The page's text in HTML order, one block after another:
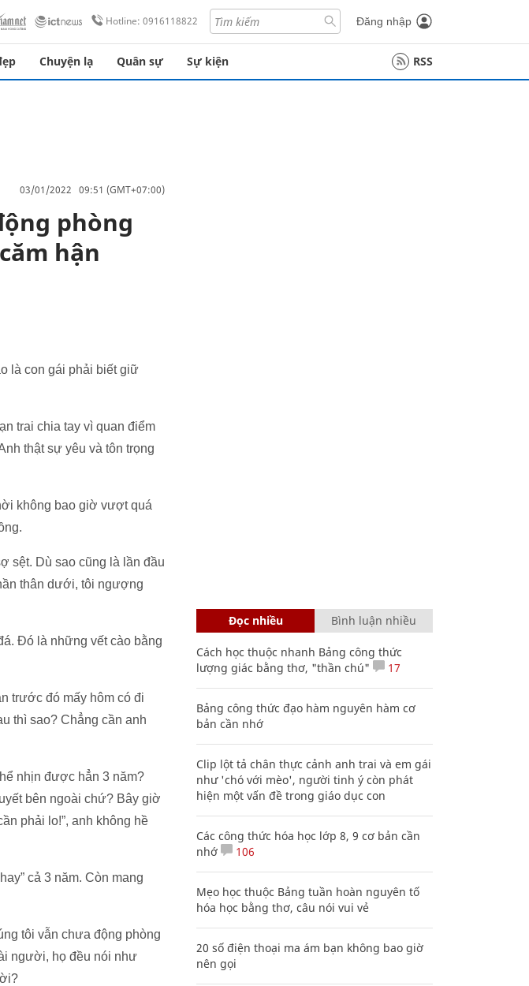
Hotline: 0916118822 Đăng nhập
Chuyện lạ Quân sự Sự kiện RSS
03/01/2022 09:51 (GMT+07:00)
phòng
hận
là con gái phải biết giữ
trai chia tay vì quan điểm
thật sự yêu và tôn trọng
không bao giờ vượt quá
sệt. Dù sao cũng là lần đầu
thân dưới, tôi ngượng
Đó là những vết cào bằng
trước đó mấy hôm có đi
thì sao? Chẳng cần anh
nhịn được hẳn 3 năm?
bên ngoài chứ? Bây giờ
phải lo!”, anh không hề
cả 3 năm. Còn mang
tôi vẫn chưa động phòng
người, họ đều nói như
Đọc nhiều Bình luận nhiều
Cách học thuộc nhanh Bảng công thức
lượng giác bằng thơ, "thần chú"
17
Bảng công thức đạo hàm nguyên hàm cơ
bản cần nhớ
Clip lột tả chân thực cảnh anh trai và em gái
như 'chó với mèo', người tinh ý còn phát
hiện một vấn đề trong giáo dục con
Các công thức hóa học lớp 8, 9 cơ bản cần
nhớ
106
Mẹo học thuộc Bảng tuần hoàn nguyên tố
hóa học bằng thơ, câu nói vui vẻ
20 số điện thoại ma ám bạn không bao giờ
nên gọi